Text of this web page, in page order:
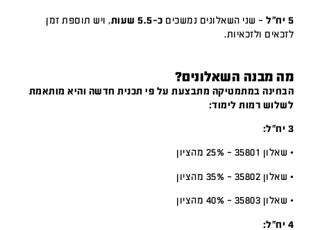
5 יח"ל – שני השאלונים נמשכים כ-5.5 שעות
, ויש תוספת זמן
לזכאים ולזכאיות.
מה מבנה השאלונים?
הבחינה במתמטיקה מתבצעת על פי תכנית חדשה והיא מותאמת
לשלוש רמות לימוד:
3 יח”ל:
• שאלון 35801 – 25% מהציון
• שאלון 35802 – 35% מהציון
• שאלון 35803 – 40% מהציון
4 יח”ל: